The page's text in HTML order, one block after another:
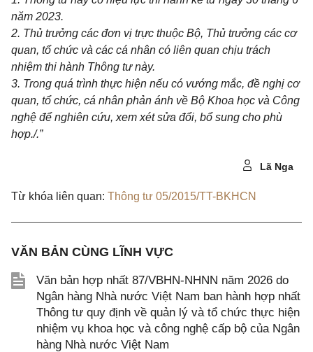
năm 2023.
2. Thủ trưởng các đơn vị trực thuộc Bộ, Thủ trưởng các cơ
quan, tổ chức và các cá nhân có liên quan chịu trách
nhiệm thi hành Thông tư này.
3. Trong quá trình thực hiện nếu có vướng mắc, đề nghị cơ
quan, tổ chức, cá nhân phản ánh về Bộ Khoa học và Công
nghệ để nghiên cứu, xem xét sửa đổi, bổ sung cho phù
hợp./.”
Lã Nga
Từ khóa liên quan: Thông tư 05/2015/TT-BKHCN
VĂN BẢN CÙNG LĨNH VỰC
Văn bản hợp nhất 87/VBHN-NHNN năm 2026 do
Ngân hàng Nhà nước Việt Nam ban hành hợp nhất
Thông tư quy định về quản lý và tổ chức thực hiện
nhiệm vụ khoa học và công nghệ cấp bộ của Ngân
hàng Nhà nước Việt Nam